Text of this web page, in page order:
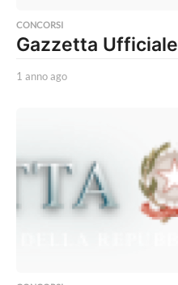
CONCORSI
Gazzetta Ufficiale
1 anno ago
g